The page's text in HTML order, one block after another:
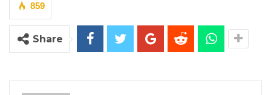
859
Share